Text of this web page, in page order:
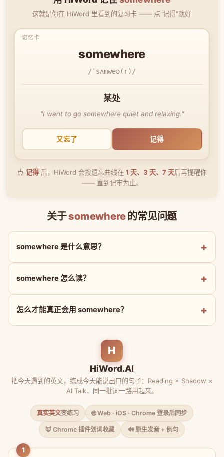
这就是你在 HiWord 里看到的复习卡 —— 点"记得"就好
somewhere
/ˈsʌmweə(r)/
某处
"I want to go somewhere quiet and relaxing."
又忘了 记得
点 记得后，HiWord 会按遗忘曲线在 1 天、3 天、7 天后再提醒你
—— 直到记牢为止。
关于somewhere的常见问题
somewhere 是什么意思？
somewhere 怎么读？
怎么才能真正会用 somewhere？
H
HiWord.AI
把今天遇到的英文，练成今天能说出口的句子：Reading × Shadow ×
AI Talk，同一批词一路用起来。
真实英文变练习 🌐 Web · iOS · Chrome 登录后同步
🦊 Chrome 插件划词收藏 🔊 原生发音 + 例句
1